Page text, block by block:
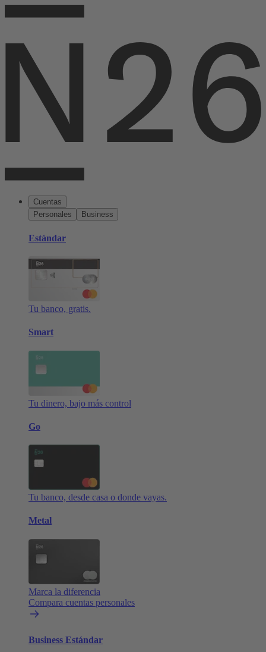
Cuentas
Personales
Business
Estándar
Tu banco, gratis.
Smart
Tu dinero, bajo más control
Go
Tu banco, desde casa o donde vayas.
Metal
Marca la diferencia
Compara cuentas personales
Business Estándar